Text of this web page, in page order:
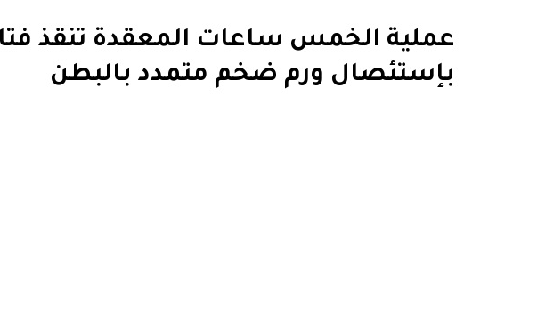
بإستئصال ورم ضخم متمدد بالبطن